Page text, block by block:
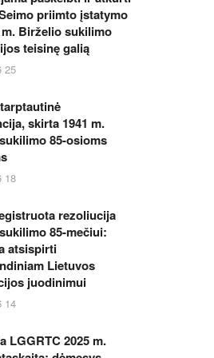
priimto įstatymo
m. Birželio sukilimo
teisinę galią
25
skirta 1941 m.
85-osioms
18
rezoliucija
85-mečiui:
atsispirti
Lietuvos
juodinimui
14
LGGRTC 2025 m.